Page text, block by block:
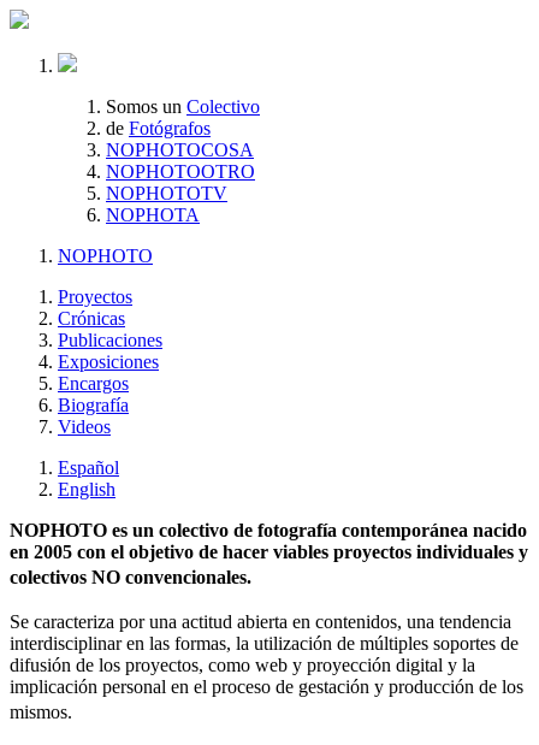
Somos un Colectivo
de Fotógrafos
NOPHOTOCOSA
NOPHOTOOTRO
NOPHOTOTV
NOPHOTA
NOPHOTO
Proyectos
Crónicas
Publicaciones
Exposiciones
Encargos
Biografía
Videos
Español
English
NOPHOTO es un colectivo de fotografía contemporánea nacido
en 2005 con el objetivo de hacer viables proyectos individuales y
colectivos NO convencionales.
Se caracteriza por una actitud abierta en contenidos, una tendencia
interdisciplinar en las formas, la utilización de múltiples soportes de
difusión de los proyectos, como web y proyección digital y la
implicación personal en el proceso de gestación y producción de los
mismos.